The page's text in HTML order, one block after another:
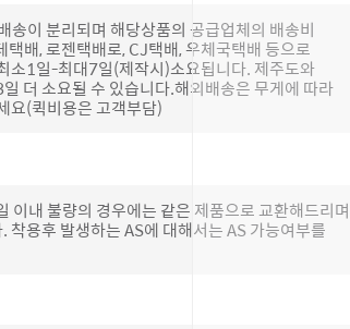
이 분리되며 해당상품의 공급업체의 배송비
배, 로젠택배로, CJ택배, 우체국택배 등으로
소1일-최대7일(제작시)소요됩니다. 제주도와
더 소요될 수 있습니다.해외배송은 무게에 따라
요(퀵비용은 고객부담)
이내 불량의 경우에는 같은 제품으로 교환해드리며
용후 발생하는 AS에 대해서는 AS 가능여부를